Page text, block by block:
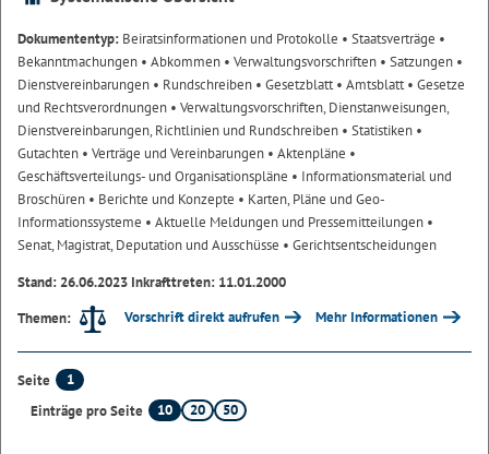
Dokumententyp: Beiratsinformationen und Protokolle • Staatsverträge •
Bekanntmachungen • Abkommen • Verwaltungsvorschriften • Satzungen •
Dienstvereinbarungen • Rundschreiben • Gesetzblatt• Amtsblatt• Gesetze
und Rechtsverordnungen • Verwaltungsvorschriften, Dienstanweisungen,
Dienstvereinbarungen, Richtlinien und Rundschreiben • Statistiken •
Gutachten • Verträge und Vereinbarungen • Aktenpläne •
Geschäftsverteilungs- und Organisationspläne • Informationsmaterial und
Broschüren • Berichte und Konzepte • Karten, Pläne und Geo-
Informationssysteme • Aktuelle Meldungen und Pressemitteilungen •
Senat, Magistrat, Deputation und Ausschüsse • Gerichtsentscheidungen
Stand: 26.06.2023 Inkrafttreten: 11.01.2000
Themen:
Vorschrift direkt aufrufen Mehr Informationen
Seite
1
Einträge pro Seite
10 20 50